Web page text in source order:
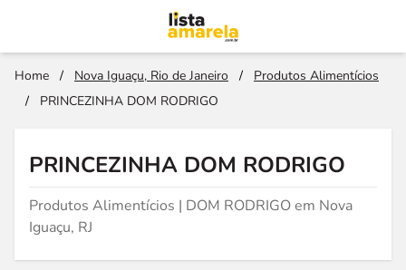
Home / Nova Iguaçu, Rio de Janeiro /
Produtos Alimentícios
/
PRINCEZINHA DOM RODRIGO
PRINCEZINHA DOM RODRIGO
Produtos Alimentícios | DOM RODRIGO em Nova
Iguaçu, RJ